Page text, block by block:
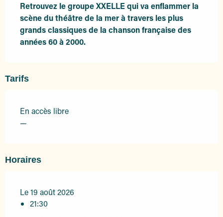
Retrouvez le groupe XXELLE qui va enflammer la
scène du théâtre de la mer à travers les plus
grands classiques de la chanson française des
années 60 à 2000.
Tarifs
En accès libre
—
Horaires
Le 19 août 2026
21:30